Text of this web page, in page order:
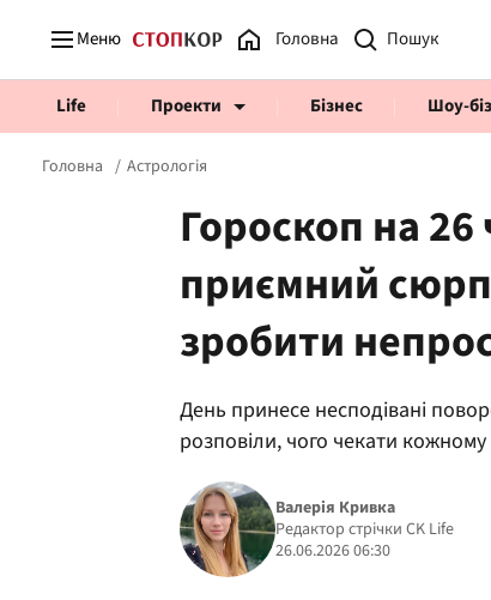
Меню Головна
Life Проекти Бізнес Шоу-
Головна Астрологія
Гороскоп на
приємний
зробити
День принесе несподівані
розповіли, чого чекати кожному
Валерія Кривка
Редактор стрічки CK Life
26.06.2026 06:30